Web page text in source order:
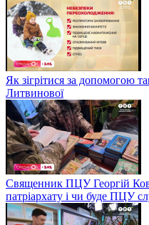
Як зігрітися за допомогою
Литвинової
Священник ПЦУ Георгій
патріархату і чи буде ПЦУ